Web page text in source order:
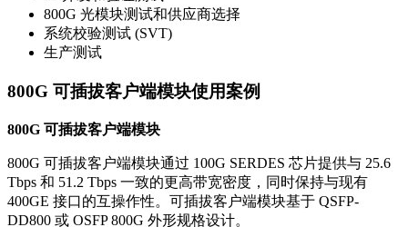
800G 光模块测试和供应商选择
系统校验测试 (SVT)
生产测试
800G 可插拔客户端模块使用案例
800G 可插拔客户端模块
800G 可插拔客户端模块通过 100G SERDES 芯片提供与 25.6
Tbps 和 51.2 Tbps 一致的更高带宽密度，同时保持与现有
400GE 接口的互操作性。可插拔客户端模块基于 QSFP-
DD800 或 OSFP 800G 外形规格设计。